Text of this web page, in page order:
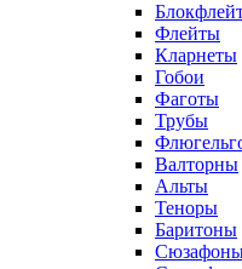
Флейты
Кларнеты
Гобои
Фаготы
Трубы
Валторны
Альты
Теноры
Баритоны